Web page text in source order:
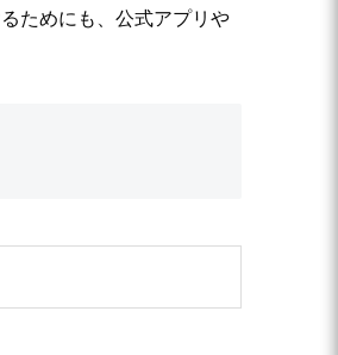
ためにも、公式アプリや